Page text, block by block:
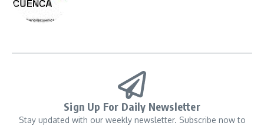
Sign Up For Daily Newsletter
Stay updated with our weekly newsletter. Subscribe now to